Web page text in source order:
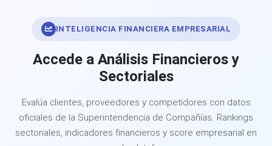
INTELIGENCIA FINANCIERA EMPRESARIAL
Accede a Análisis Financieros y
Sectoriales
Evalúa clientes, proveedores y competidores con datos
oficiales de la Superintendencia de Compañías. Rankings
sectoriales, indicadores financieros y score empresarial en